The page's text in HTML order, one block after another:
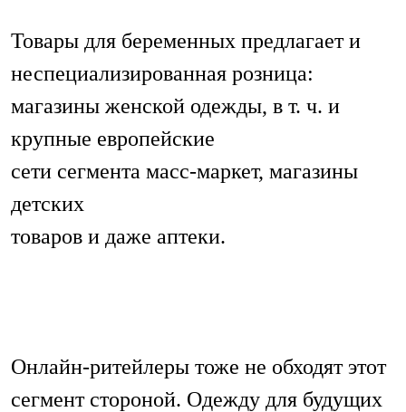
Товары для беременных предлагает и
неспециализированная розница:
магазины женской одежды, в т. ч. и
крупные европейские
сети сегмента масс-маркет, магазины
детских
товаров и даже аптеки.
Онлайн-ритейлеры тоже не обходят этот
сегмент стороной. Одежду для будущих